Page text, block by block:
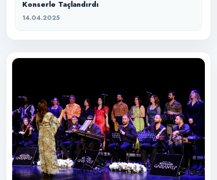
Konserle Taçlandırdı
14.04.2025